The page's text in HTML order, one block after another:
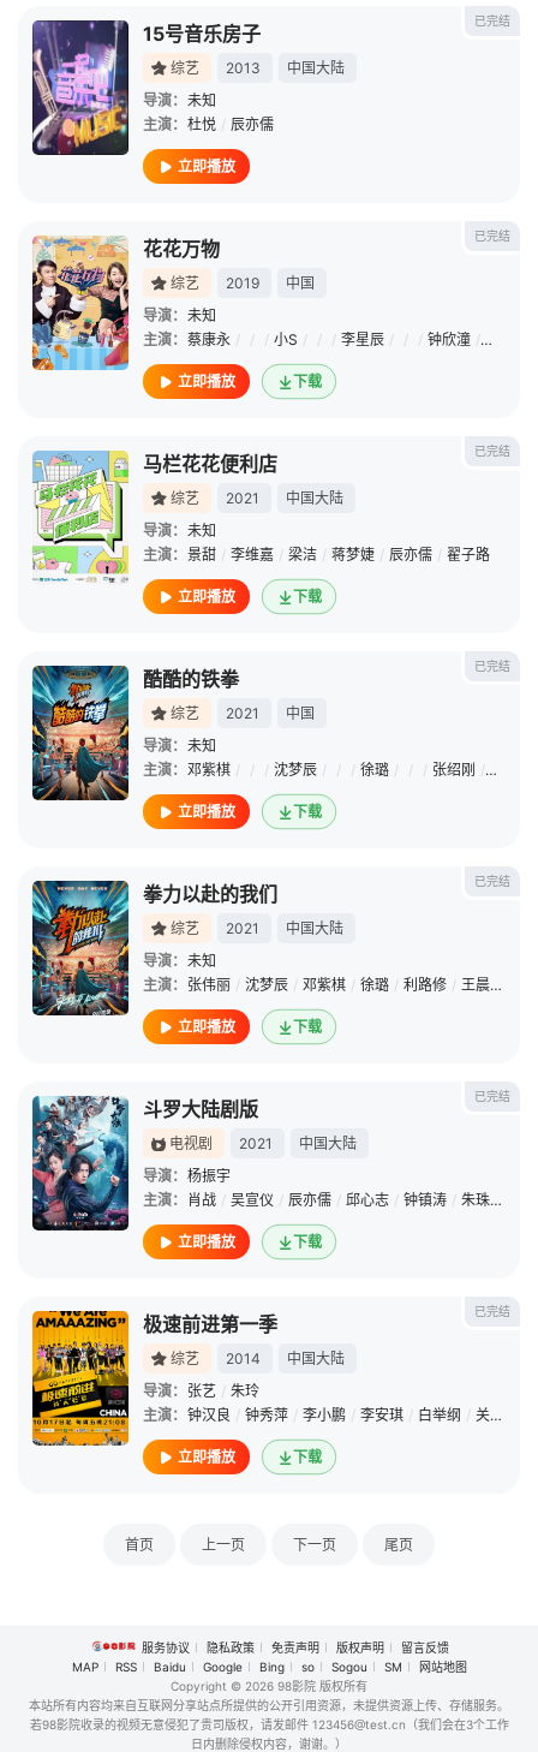
已完结
15号音乐房子
综艺 2013
中国大陆
导演： 未知
主演： 杜悦 / 辰亦儒
立即播放
已完结
花花万物
综艺 2019
中国
导演： 未知
主演： 蔡康永 / / / 小S / / / 李星辰 / / / 钟欣潼 / /
立即播放 下载
已完结
马栏花花便利店
综艺 2021
中国大陆
导演： 未知
主演： 景甜 / 李维嘉 / 梁洁 / 蒋梦婕 / 辰亦儒 / 翟子路
立即播放 下载
已完结
酷酷的铁拳
综艺 2021
中国
导演： 未知
主演： 邓紫棋 / / / 沈梦辰 / / / 徐璐 / / / 张绍刚 / /
立即播放 下载
已完结
拳力以赴的我们
综艺 2021
中国大陆
导演： 未知
主演： 张伟丽 / 沈梦辰 / 邓紫棋 / 徐璐 / 利路修 / 王晨艺
立即播放 下载
已完结
斗罗大陆剧版
电视剧 2021
中国大陆
导演： 杨振宇
主演：
肖战 / 吴宣仪 / 辰亦儒 / 邱心志 / 钟镇涛 / 朱珠 /
立即播放 下载
已完结
极速前进第一季
综艺 2014
中国大陆
导演： 张艺 / 朱玲
主演： 钟汉良 / 钟秀萍 / 李小鹏 / 李安琪 / 白举纲 / 关晓彤
立即播放 下载
首页 上一页 下一页 尾页
服务协议 隐私政策 免责声明 版权声明
留言反馈
MAP
RSS Baidu Google Bing so Sogou SM
网站地图
Copyright © 2026 98影院 版权所有
本站所有内容均来自互联网分享站点所提供的公开引用资源，未提供资源上传、存储服务。
若98影院收录的视频无意侵犯了贵司版权，请发邮件 123456@test.cn（我们会在3个工作
日内删除侵权内容，谢谢。）